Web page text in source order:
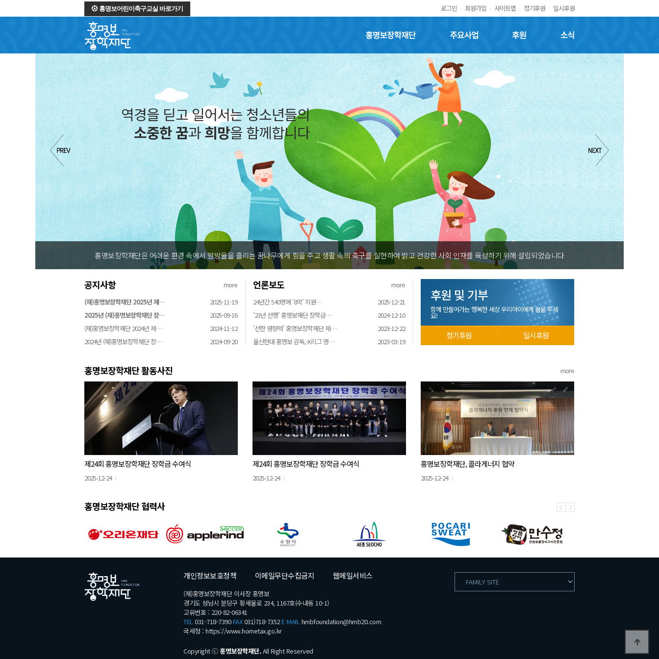
홍명보어린이축구교실 바로가기 로그인 회원가입 사이트맵 정기후원 일시후원
홍명보장학재단 주요사업 후원 소식
역경을 딛고 일어서는 청소년들의
소중한 꿈과희망을 함께합니다
홍명보장학재단은 어려운 환경 속에서 땀방울을 흘리는 꿈나무에게 힘을 주고 생활 속의 축구를 실현하여 밝고 건강한 사회 인재를 육성하기 위해 설립되었습니다
공지사항
more
(재)홍명보장학재단 2025년 제…
2025-11-19
2025년 (재)홍명보장학재단 장…
2025-09-16
(재)홍명보장학재단 2024년 제…
2024-11-12
2024년 (재)홍명보장학재단 장…
2024-09-20
언론보도
more
24년간 540명에 '8억' 지원…
2025-12-21
'23년 선행' 홍명보재단 장학금…
2024-12-10
'선한 영향력' 홍명보장학재단 제…
2023-12-22
울산현대 홍명보 감독, K리그 명…
2023-03-19
후원 및 기부
함께 만들어가는 행복한 세상 우리아이에게 꿈을 주세
요!
정기후원 일시후원
홍명보장학재단 활동사진 more
제24회 홍명보장학재단 장학금 수여식
2025-12-24
제24회 홍명보장학재단 장학금 수여식
2025-12-24
홍명보장학재단, 콜라게너지 협약
2025-12-24
홍명보장학재단 협력사
개인정보보호정책 이메일무단수집금지 웹메일서비스
(재)홍명보장학재단 이사장 홍명보
경기도 성남시 분당구 황새울로 234, 1167호(수내동 10-1)
고유번호 : 220-82-06341
TEL031-718-7390FAX031)718-7352E-MAILhmbfoundation@hmb20.com
국세청 : https://www.hometax.go.kr
Copyright ⓒ홍명보장학재단.All Right Reserved